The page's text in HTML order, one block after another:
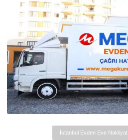
İstanbul Evden Eve Nakliyat